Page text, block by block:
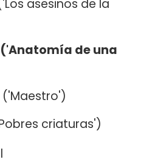
asesinos de la
de una
('Maestro')
criaturas')